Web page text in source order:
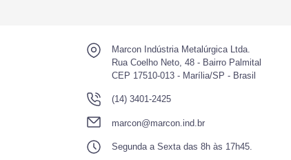
Marcon Indústria Metalúrgica Ltda.
Rua Coelho Neto, 48 - Bairro Palmital
CEP 17510-013 - Marília/SP - Brasil
(14) 3401-2425
marcon@marcon.ind.br
Segunda a Sexta das 8h às 17h45.